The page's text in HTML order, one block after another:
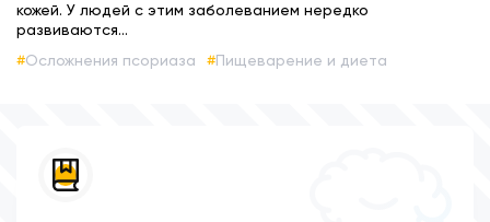
кожей. У людей с этим заболеванием нередко
развиваются...
Осложнения псориаза
Пищеварение и диета